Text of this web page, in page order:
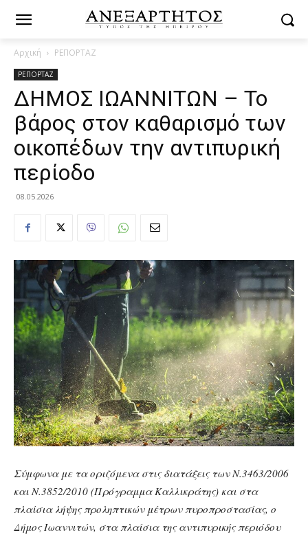
Αρχική ΡΕΠΟΡΤΑΖ
ΡΕΠΟΡΤΑΖ
ΔΗΜΟΣ ΙΩΑΝΝΙΤΩΝ – Το
βάρος στον καθαρισμό των
οικοπέδων την αντιπυρική
περίοδο
08.05.2026
Σύμφωνα με τα οριζόμενα στις διατάξεις των Ν.3463/2006
και Ν.3852/2010 (Πρόγραμμα Καλλικράτης) και στα
πλαίσια λήψης προληπτικών μέτρων πυροπροστασίας, ο
Δήμος Ιωαννιτών, στα πλαίσια της αντιπυρικής περιόδου